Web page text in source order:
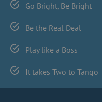
Go Bright, Be Bright
Be the Real Deal
Play like a Boss
It takes Two to Tango